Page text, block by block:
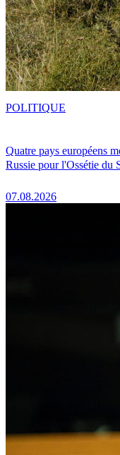
Quatre pays européens
Russie pour l'Ossétie du
07.08.2026
POLITIQUE